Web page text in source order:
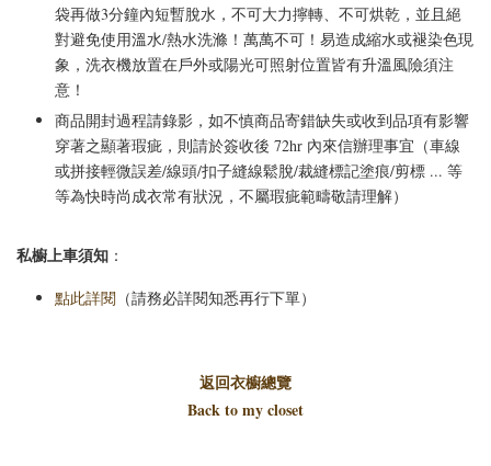
袋再做3分鐘內短暫脫水，不可大力擰轉、不可烘乾，並且絕
對避免使用溫水/熱水洗滌！萬萬不可！易造成縮水或褪染色現
象，洗衣機放置在戶外或陽光可照射位置皆有升溫風險須注
意！
商品開封過程請錄影，如不慎商品寄錯缺失或收到品項有影響
穿著之顯著瑕疵，則請於簽收後 72hr 內來信辦理事宜（車線
或拼接輕微誤差/線頭/扣子縫線鬆脫/裁縫標記塗痕/剪標 ... 等
等為快時尚成衣常有狀況，不屬瑕疵範疇敬請理解）
私櫥上車須知 ：
點此詳閱 （請務必詳閱知悉再行下單）
返回衣櫥總覽
Back to my closet